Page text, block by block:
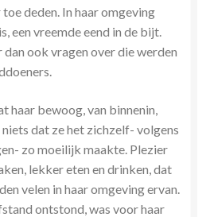
deden. In haar omgeving
een vreemde eend in de bijt.
ook vragen over die werden
haar bewoog, van binnenin,
dat ze het zichzelf- volgens
zo moeilijk maakte. Plezier
lekker eten en drinken, dat
velen in haar omgeving ervan.
ontstond, was voor haar